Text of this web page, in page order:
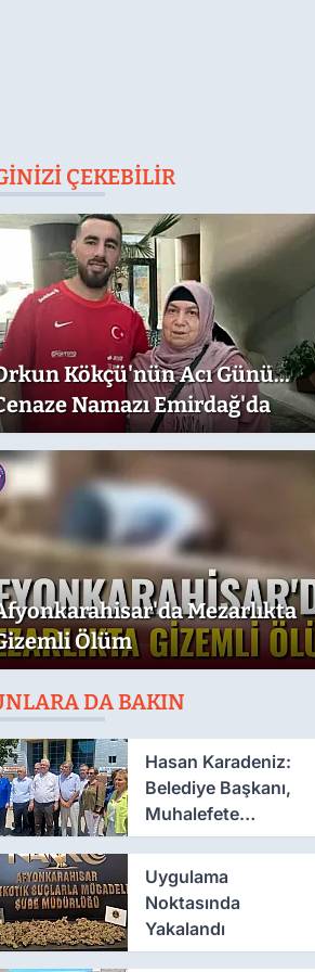
ÇEKEBILIR
Kökçü'nün Acı Günü...
Namazı Emirdağ'da
Mezarlıkta
Ölüm
DA BAKIN
Hasan Karadeniz:
Belediye Başkanı,
Muhalefete
Tahammül Edemiyor
Uygulama
Noktasında
Yakalandı